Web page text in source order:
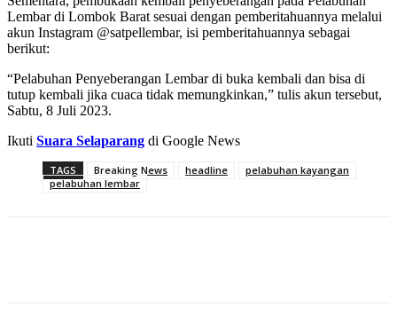
Lembar di Lombok Barat sesuai dengan pemberitahuannya melalui
akun Instagram @satpellembar, isi pemberitahuannya sebagai
berikut:
“Pelabuhan Penyeberangan Lembar di buka kembali dan bisa di
tutup kembali jika cuaca tidak memungkinkan,” tulis akun tersebut,
Sabtu, 8 Juli 2023.
Ikuti Suara Selaparang di Google News
TAGS Breaking News headline
pelabuhan kayangan
pelabuhan lembar